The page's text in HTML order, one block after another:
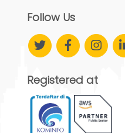
Follow Us
Registered at